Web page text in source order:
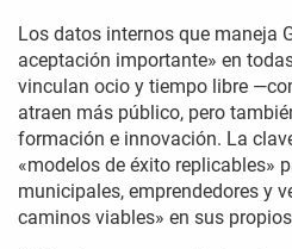
Los datos internos que maneja
aceptación importante» en
vinculan ocio y tiempo libre
atraen más público, pero
formación e innovación. La
«modelos de éxito replicables»
municipales, emprendedores y
caminos viables» en sus